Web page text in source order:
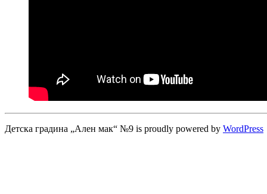
Детска градина „Ален мак“ №9 is proudly powered by WordPress